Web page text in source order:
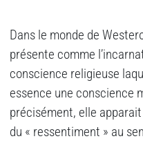
Dans le monde de
présente comme
conscience religieuse
essence une conscience
précisément, elle
du « ressentiment » au